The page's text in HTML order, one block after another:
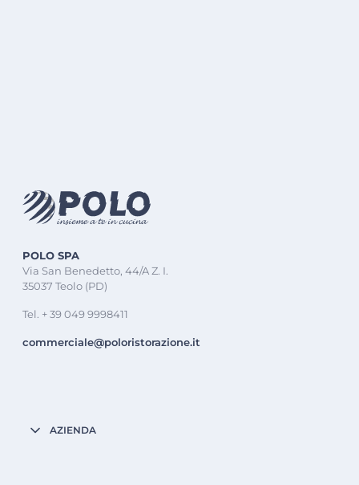
POLO SPA
Via San Benedetto, 44/A Z. I.
35037 Teolo (PD)
Tel. + 39 049 9998411
commerciale@poloristorazione.it
AZIENDA